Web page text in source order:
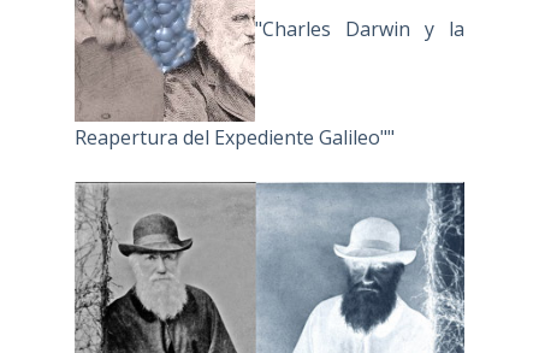
"Charles Darwin y la
Reapertura del Expediente Galileo""